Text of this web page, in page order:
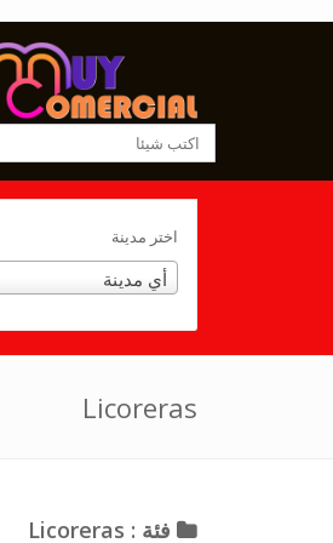
اختر مدينة
أي مدينة
Licoreras
فئة : Licoreras